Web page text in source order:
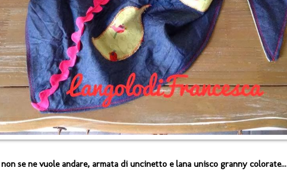
se ne vuole andare, armata di uncinetto e lana unisco granny colorate...